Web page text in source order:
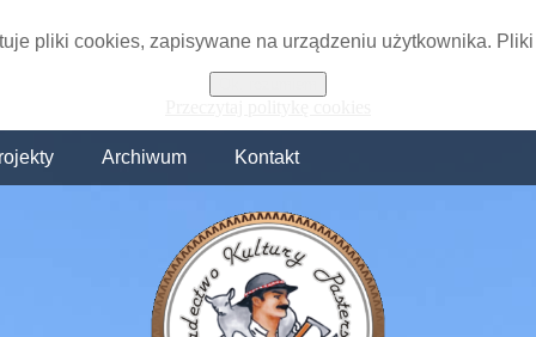
pliki cookies, zapisywane na urządzeniu użytkownika.
Archiwum Kontakt